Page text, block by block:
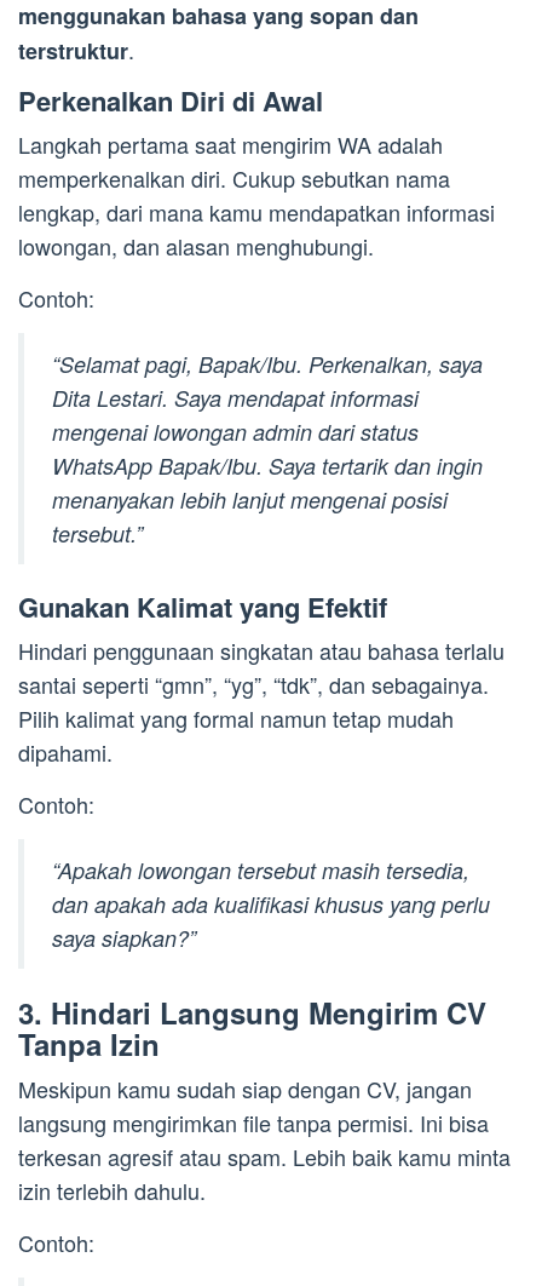
menggunakan bahasa yang sopan dan
terstruktur.
Perkenalkan Diri di Awal
Langkah pertama saat mengirim WA adalah
memperkenalkan diri. Cukup sebutkan nama
lengkap, dari mana kamu mendapatkan informasi
lowongan, dan alasan menghubungi.
Contoh:
“Selamat pagi, Bapak/Ibu. Perkenalkan, saya
Dita Lestari. Saya mendapat informasi
mengenai lowongan admin dari status
WhatsApp Bapak/Ibu. Saya tertarik dan ingin
menanyakan lebih lanjut mengenai posisi
tersebut.”
Gunakan Kalimat yang Efektif
Hindari penggunaan singkatan atau bahasa terlalu
santai seperti “gmn”, “yg”, “tdk”, dan sebagainya.
Pilih kalimat yang formal namun tetap mudah
dipahami.
Contoh:
“Apakah lowongan tersebut masih tersedia,
dan apakah ada kualifikasi khusus yang perlu
saya siapkan?”
3. Hindari Langsung Mengirim CV
Tanpa Izin
Meskipun kamu sudah siap dengan CV, jangan
langsung mengirimkan file tanpa permisi. Ini bisa
terkesan agresif atau spam. Lebih baik kamu minta
izin terlebih dahulu.
Contoh: